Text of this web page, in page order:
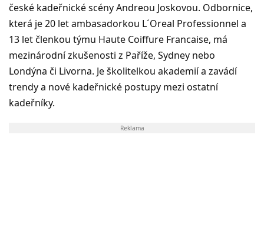
české kadeřnické scény Andreou Joskovou. Odbornice,
která je 20 let ambasadorkou L´Oreal Professionnel a
13 let členkou týmu Haute Coiffure Francaise, má
mezinárodní zkušenosti z Paříže, Sydney nebo
Londýna či Livorna. Je školitelkou akademií a zavádí
trendy a nové kadeřnické postupy mezi ostatní
kadeřníky.
Reklama